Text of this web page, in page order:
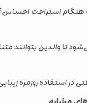
استراحت احساس
تا والدین
در استفاده روزمره